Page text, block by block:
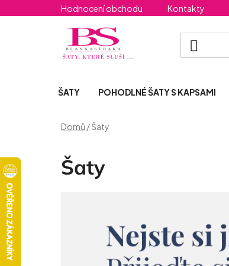
na
Hodnocení obchodu Kontakty
ŠATY
POHODLNÉ ŠATY S KAPSAMI
Domů /Šaty
Šaty